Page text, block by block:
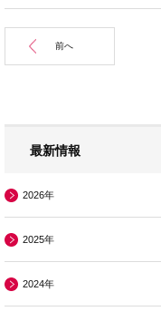
前へ
最新情報
2026年
2025年
2024年